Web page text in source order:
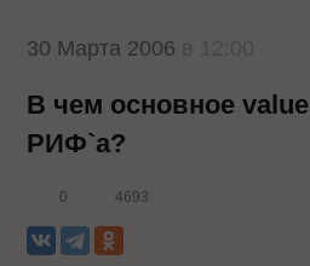
30 Марта 2006
В чем основное value
РИФ`а?
0 4693